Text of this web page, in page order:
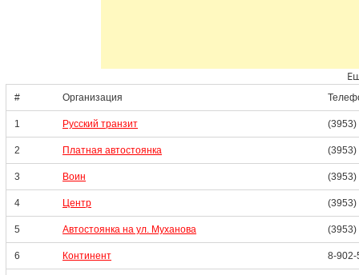
# Организация
1 Русский транзит (3953)
2 Платная автостоянка (3953)
3 Воин (3953)
4 Центр (3953)
5 Автостоянка на ул. Муханова (3953)
6 Континент 8-902-